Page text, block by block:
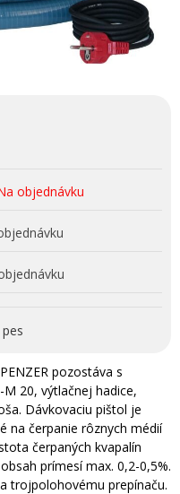
objednávku
pozostáva s
20, výtlačnej hadice,
Dávkovaciu pištol je
na čerpanie rôznych médií
čerpaných kvapalín
prímesí max. 0,2-0,5%.
trojpolohovému prepínaču.